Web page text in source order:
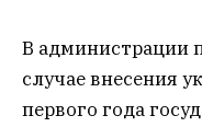
В администрации
случае внесения
первого года